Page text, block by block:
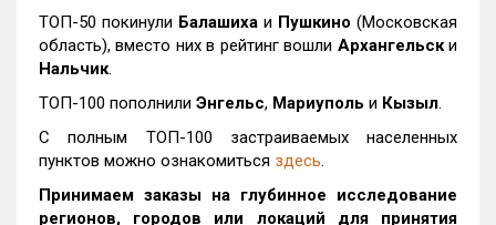
ТОП-50 покинули Балашиха и Пушкино (Московская
область), вместо них в рейтинг вошли Архангельски
Нальчик.
ТОП-100 пополнили Энгельс, Мариуполь и Кызыл.
С полным ТОП-100 застраиваемых населенных
пунктов можно ознакомиться здесь.
Принимаем заказы на глубинное исследование
регионов, городов или локаций для принятия